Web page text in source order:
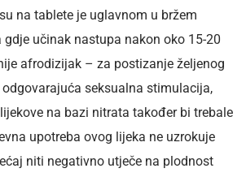
na tablete je uglavnom u bržem
učinak nastupa nakon oko 15-20
afrodizijak – za postizanje željenog
seksualna stimulacija,
na bazi nitrata također bi trebale
upotreba ovog lijeka ne uzrokuje
niti negativno utječe na plodnost